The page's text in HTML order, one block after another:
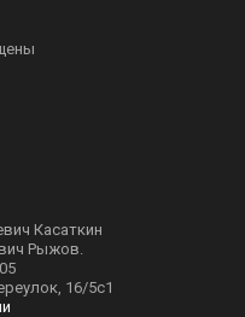
Касаткин
Рыжов.
16/5с1